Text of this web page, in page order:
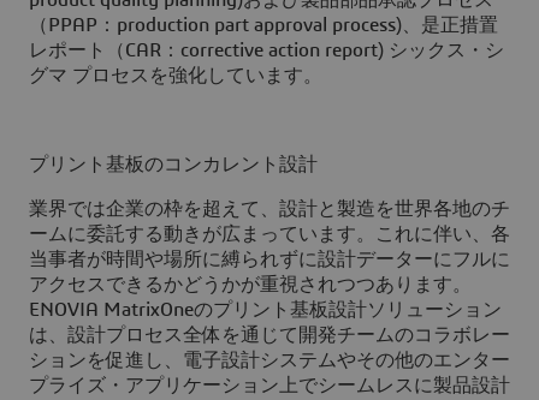
（PPAP：production part approval process)、是正措置
レポート（CAR：corrective action report) シックス・シ
グマ プロセスを強化しています。
プリント基板のコンカレント設計
業界では企業の枠を超えて、設計と製造を世界各地のチ
ームに委託する動きが広まっています。これに伴い、各
当事者が時間や場所に縛られずに設計データーにフルに
アクセスできるかどうかが重視されつつあります。
ENOVIA MatrixOneのプリント基板設計ソリューション
は、設計プロセス全体を通じて開発チームのコラボレー
ションを促進し、電子設計システムやその他のエンター
プライズ・アプリケーション上でシームレスに製品設計